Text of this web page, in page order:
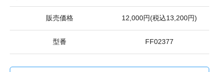
販売価格 12,000円(税込13,200円)
型番 FF02377